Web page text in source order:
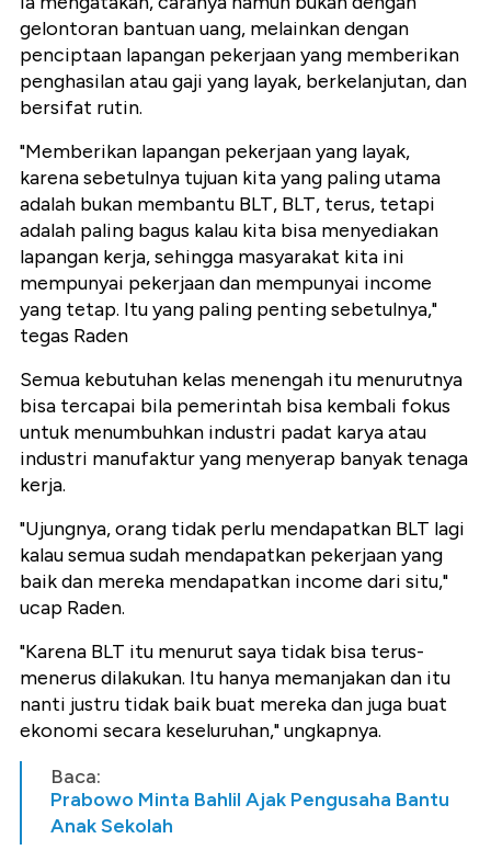
gelontoran bantuan uang, melainkan dengan
penciptaan lapangan pekerjaan yang memberikan
penghasilan atau gaji yang layak, berkelanjutan, dan
bersifat rutin.
"Memberikan lapangan pekerjaan yang layak,
karena sebetulnya tujuan kita yang paling utama
adalah bukan membantu BLT, BLT, terus, tetapi
adalah paling bagus kalau kita bisa menyediakan
lapangan kerja, sehingga masyarakat kita ini
mempunyai pekerjaan dan mempunyai income
yang tetap. Itu yang paling penting sebetulnya,"
tegas Raden
Semua kebutuhan kelas menengah itu menurutnya
bisa tercapai bila pemerintah bisa kembali fokus
untuk menumbuhkan industri padat karya atau
industri manufaktur yang menyerap banyak tenaga
kerja.
"Ujungnya, orang tidak perlu mendapatkan BLT lagi
kalau semua sudah mendapatkan pekerjaan yang
baik dan mereka mendapatkan income dari situ,"
ucap Raden.
"Karena BLT itu menurut saya tidak bisa terus-
menerus dilakukan. Itu hanya memanjakan dan itu
nanti justru tidak baik buat mereka dan juga buat
ekonomi secara keseluruhan," ungkapnya.
Baca:
Prabowo Minta Bahlil Ajak Pengusaha Bantu
Anak Sekolah